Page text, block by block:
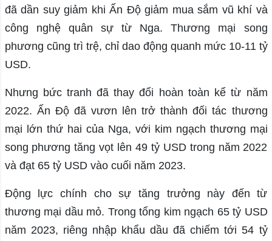
đã dần suy giảm khi Ấn Độ giảm mua sắm vũ khí và
công nghệ quân sự từ Nga. Thương mại song
phương cũng trì trệ, chỉ dao động quanh mức 10-11 tỷ
USD.
Nhưng bức tranh đã thay đổi hoàn toàn kể từ năm
2022. Ấn Độ đã vươn lên trở thành đối tác thương
mại lớn thứ hai của Nga, với kim ngạch thương mại
song phương tăng vọt lên 49 tỷ USD trong năm 2022
và đạt 65 tỷ USD vào cuối năm 2023.
Động lực chính cho sự tăng trưởng này đến từ
thương mại dầu mỏ. Trong tổng kim ngạch 65 tỷ USD
năm 2023, riêng nhập khẩu dầu đã chiếm tới 54 tỷ